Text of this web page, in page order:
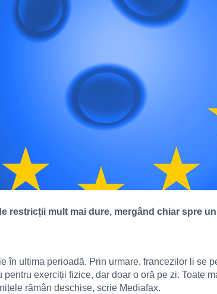
restricții mult mai dure, mergând chiar spre
în ultima perioadă. Prin urmare, francezilor li se
exerciții fizice, dar doar o oră pe zi. Toate
rămân deschise, scrie Mediafax.